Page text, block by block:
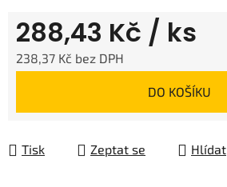
288,43 Kč / ks
238,37 Kč bez DPH
DO KOŠÍKU
Tisk Zeptat se Hlídat